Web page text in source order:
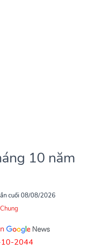
10 năm
cuối 08/08/2026
2044